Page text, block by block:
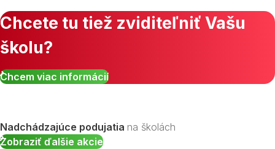
Chcete tu tiež zviditeľniť Vašu
školu?
Chcem viac informácií
Nadchádzajúce podujatia na školách
Zobraziť ďalšie akcie